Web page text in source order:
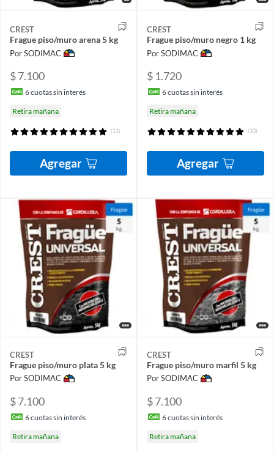
CREST
Frague piso/muro arena 5 kg
Por SODIMAC
$ 7.100
6cuotas sin interés
Retira mañana
(11)
Agregar
CREST
Frague piso/muro negro 1 kg
Por SODIMAC
$ 1.720
6cuotas sin interés
Retira mañana
(10)
Agregar
CREST
Frague piso/muro plata 5 kg
Por SODIMAC
$ 7.100
6cuotas sin interés
Retira mañana
CREST
Frague piso/muro marfil 5 kg
Por SODIMAC
$ 7.100
6cuotas sin interés
Retira mañana